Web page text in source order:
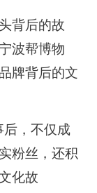
背后的故
波帮博物
牌背后的文
，不仅成
粉丝，还积
化故